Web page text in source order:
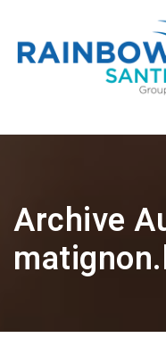
Archive